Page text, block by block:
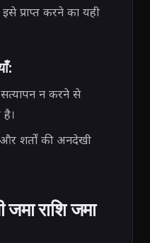
प्राप्त करने का यही
न करने से
है।
शर्तों की अनदेखी
राशि जमा